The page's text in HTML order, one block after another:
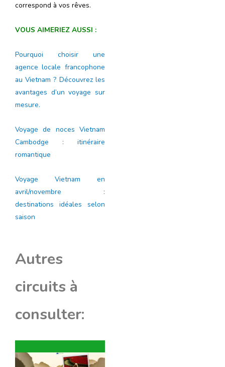
correspond à vos rêves.
VOUS AIMERIEZ AUSSI :
Pourquoi choisir une
agence locale francophone
au Vietnam ? Découvrez les
avantages d’un voyage sur
mesure.
Voyage de noces Vietnam
Cambodge : itinéraire
romantique
Voyage Vietnam en
avril/novembre :
destinations idéales selon
saison
Autres
circuits à
consulter: